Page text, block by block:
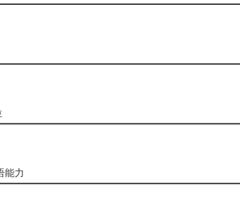
能力